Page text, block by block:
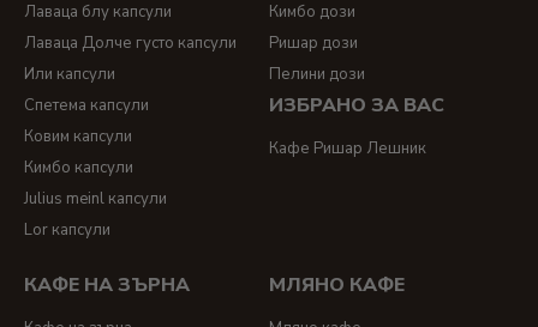
Лаваца блу капсули
Лаваца Долче густо капсули
Или капсули
Спетема капсули
Ковим капсули
Кимбо капсули
Julius meinl капсули
Lor капсули
Кимбо дози
Ришар дози
Пелини дози
ИЗБРАНО ЗА ВАС
Кафе Ришар Лешник
КАФЕ НА ЗЪРНА МЛЯНО КАФЕ